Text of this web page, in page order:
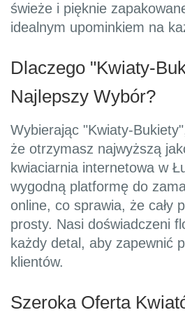
świeże i pięknie
idealnym upominkiem na
Dlaczego "Kwiaty-
Najlepszy Wybór?
Wybierając "Kwiaty-
że otrzymasz najwyższą
kwiaciarnia internetowa w
wygodną platformę do
online, co sprawia, że cały
prosty. Nasi doświadczeni
każdy detal, aby zapewnić
klientów.
Szeroka Oferta